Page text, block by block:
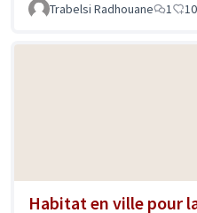
Trabelsi Radhouane 1 10
Habitat en ville pour